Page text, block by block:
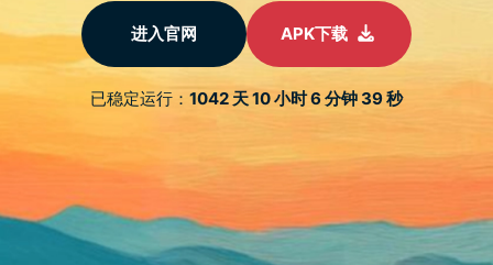
让你耳目一新，随着使用时间变长，你的电脑运作似乎开始
略显疲态。如果你的 Mac 已经开始让你更频繁地看到旋转
读取圈，现在是时候进行一点小维护，加快它的速度，好好
清理堆积许久的无形垃圾。
老 Mac 速度越来越慢，整理电脑
的五个方法！
近 10 年里推出的 MacBook 绝大多数都是采用 SSD ，且皆